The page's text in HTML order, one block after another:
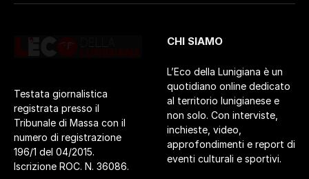
Testata giornalistica
registrata presso il
Tribunale di Massa con il
numero di registrazione
196/1 del 04/2015.
Iscrizione ROC. N. 36086.
CHI SIAMO
L’Eco della Lunigiana è un
quotidiano online dedicato
al territorio lunigianese e
non solo. Con interviste,
inchieste, video,
approfondimenti e report di
eventi culturali e sportivi.